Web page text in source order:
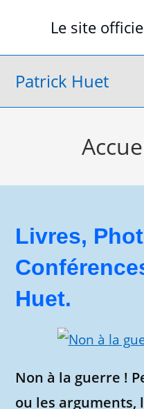
Le site
Patrick Huet
Livres,
Huet.
Non à la guerre !
ou les arguments,